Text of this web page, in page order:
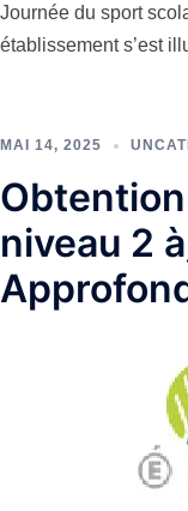
Journée du sport
établissement s’est
MAI 14, 2025
niveau 2